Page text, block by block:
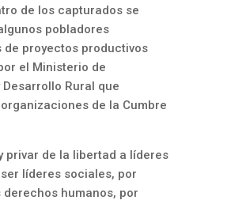
de los capturados se
pobladores
de proyectos productivos
el Ministerio de
Rural que
de la Cumbre
privar de la libertad a líderes
líderes sociales, por
humanos, por